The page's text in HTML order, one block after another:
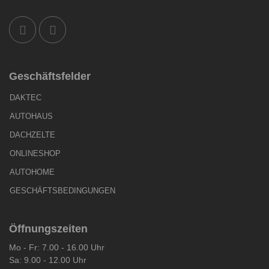
Geschäftsfelder
DAKTEC
AUTOHAUS
DACHZELTE
ONLINESHOP
AUTOHOME
GESCHÄFTSBEDINGUNGEN
Öffnungszeiten
Mo - Fr: 7.00 - 16.00 Uhr
Sa: 9.00 - 12.00 Uhr